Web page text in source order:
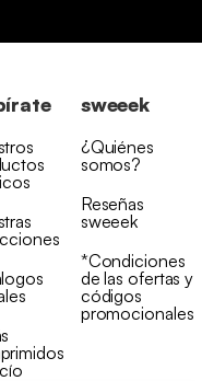
sweeek
¿Quiénes
somos?
Reseñas
sweeek
*Condiciones
de las ofertas y
códigos
promocionales